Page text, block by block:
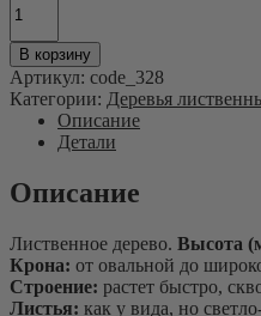
товара
Клен
остролистный
"Эмеральд
Квин"
Acer
platanoides
Queen"
В корзину
Артикул: code_328
Категории: Деревья
Описание
Детали
Описание
Лиственное дерево. Высота
Крона: от овальной до
Строение: растет быстро,
Листья: как у вида, но